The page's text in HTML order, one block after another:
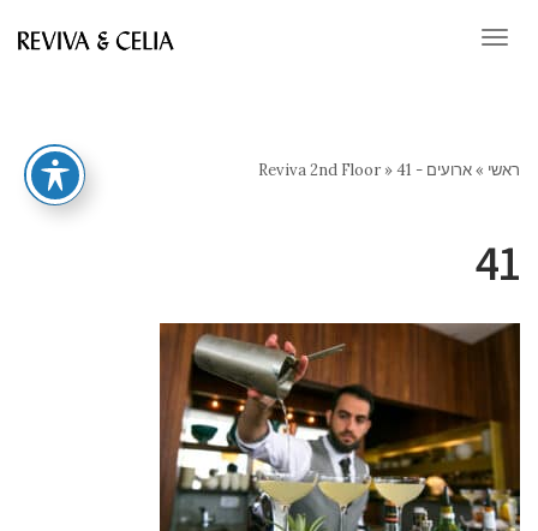
תפריט
ראשי »ארועים - Reviva 2nd Floor »41
41